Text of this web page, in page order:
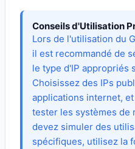
Conseils d'Utilisation
Lors de l'utilisation du
il est recommandé de
le type d'IP appropriés
Choisissez des IPs
applications internet,
tester les systèmes de
devez simuler des
spécifiques, utilisez la